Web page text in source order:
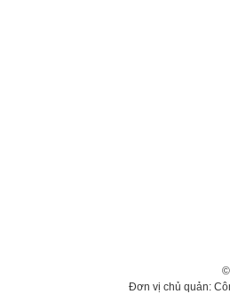
Đơn vị chủ quản: